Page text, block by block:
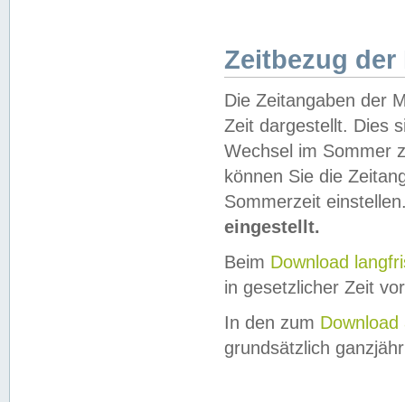
Zeitbezug der
Die Zeitangaben der
Zeit dargestellt. Dies
Wechsel im Sommer
können Sie die
Sommerzeit
eingestellt.
Beim Download
in gesetzlicher Zeit
In den zum Download
grundsätzlich